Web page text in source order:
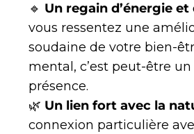
🔹 Un regain d’énergie
vous ressentez une
soudaine de votre bien-
mental, c’est peut-être un
présence.
🌿 Un lien fort avec la
connexion particulière